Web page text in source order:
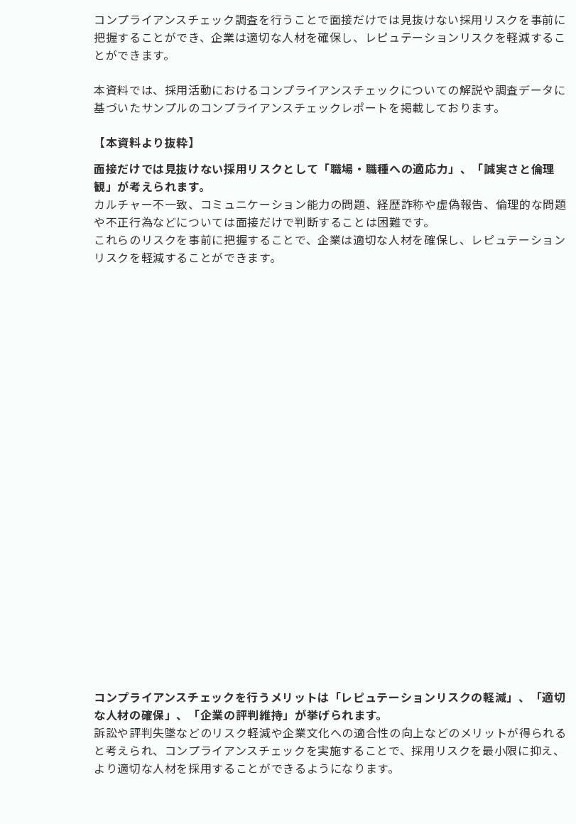
コンプライアンスチェック調査を行うことで面接だけでは見抜けない採用リスクを事前に
把握することができ、企業は適切な人材を確保し、レピュテーションリスクを軽減するこ
とができます。
本資料では、採用活動におけるコンプライアンスチェックについての解説や調査データに
基づいたサンプルのコンプライアンスチェックレポートを掲載しております。
【本資料より抜粋】
面接だけでは見抜けない採用リスクとして「職場・職種への適応力」、「誠実さと倫理
観」が考えられます。
カルチャー不一致、コミュニケーション能力の問題、経歴詐称や虚偽報告、倫理的な問題
や不正行為などについては面接だけで判断することは困難です。
これらのリスクを事前に把握することで、企業は適切な人材を確保し、レピュテーション
リスクを軽減することができます。
コンプライアンスチェックを⾏うメリットは「レピュテーションリスクの軽減」、「適切
な人材の確保」、「企業の評判維持」が挙げられます。
訴訟や評判失墜などのリスク軽減や企業文化への適合性の向上などのメリットが得られる
と考えられ、コンプライアンスチェックを実施することで、採用リスクを最小限に抑え、
より適切な人材を採用することができるようになります。